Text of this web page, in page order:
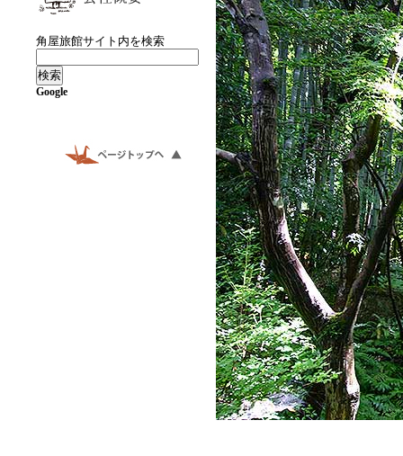
角屋旅館サイト内を検索
Google